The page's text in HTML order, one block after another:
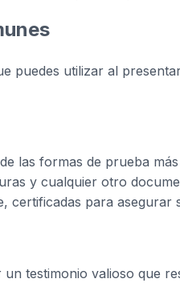
puedes utilizar al
las formas de prueba
y cualquier otro
certificadas para asegurar
testimonio valioso que